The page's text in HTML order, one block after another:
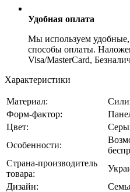
Удобная оплата
Мы используем
способы оплаты.
Visa/MasterCard,
Характеристики
Материал:
Форм-фактор:
Цвет:
Особенности:
Страна-производитель
товара:
Дизайн: